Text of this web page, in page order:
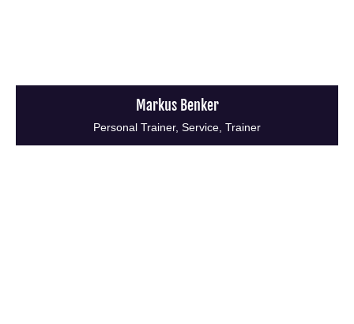
Markus Benker
Personal Trainer, Service, Trainer